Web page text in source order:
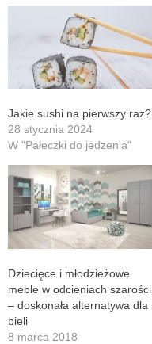
Jakie sushi na pierwszy raz?
28 stycznia 2024
W "Pałeczki do jedzenia"
Dziecięce i młodzieżowe
meble w odcieniach szarości
– doskonała alternatywa dla
bieli
8 marca 2018